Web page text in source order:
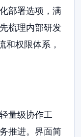
部署选项，满
梳理内部研发
和权限体系，
量级协作工
推进。界面简